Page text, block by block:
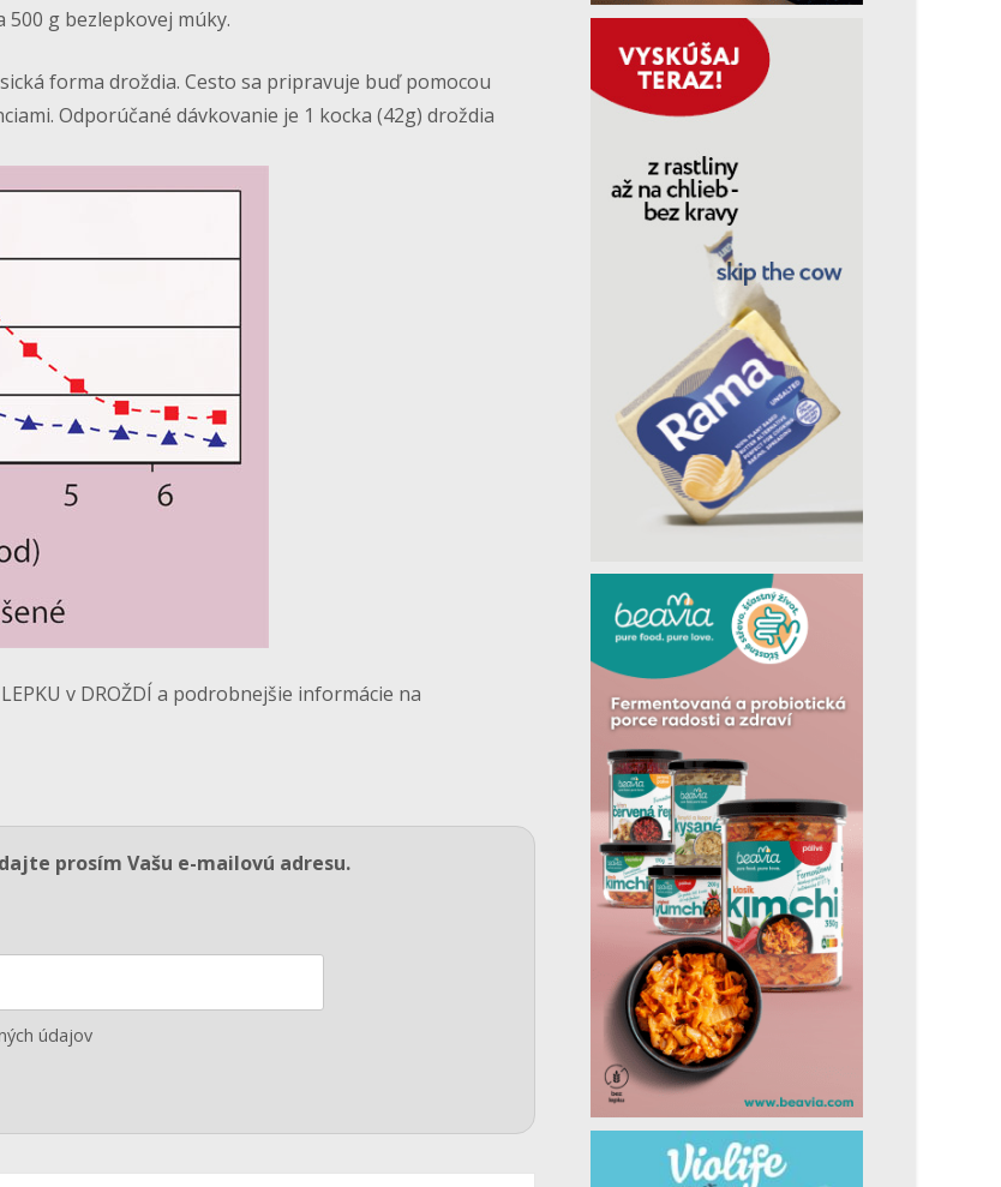
500 g bezlepkovej múky.
forma droždia. Cesto sa pripravuje buď pomocou
Odporúčané dávkovanie je 1 kocka (42g) droždia
v DROŽDÍ a podrobnejšie informácie na
prosím Vašu e-mailovú adresu.
údajov